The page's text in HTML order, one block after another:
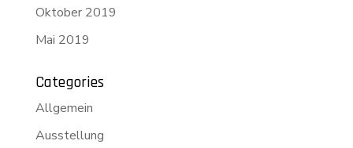
Oktober 2019
Mai 2019
Categories
Allgemein
Ausstellung